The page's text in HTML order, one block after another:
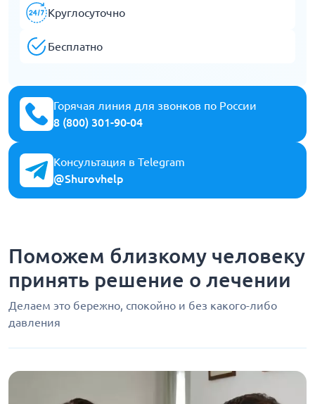
Круглосуточно
Бесплатно
Горячая линия для звонков по России
8 (800) 301-90-04
Консультация в Telegram
@Shurovhelp
Поможем близкому человеку
принять решение о лечении
Делаем это бережно, спокойно и без какого-либо
давления